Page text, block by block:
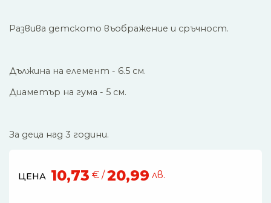
Развива детското въображение и сръчност.
Дължина на елемент - 6.5 см.
Диаметър на гума - 5 см.
За деца над 3 години.
ЦЕНА 10,73 € /20,99 лв.